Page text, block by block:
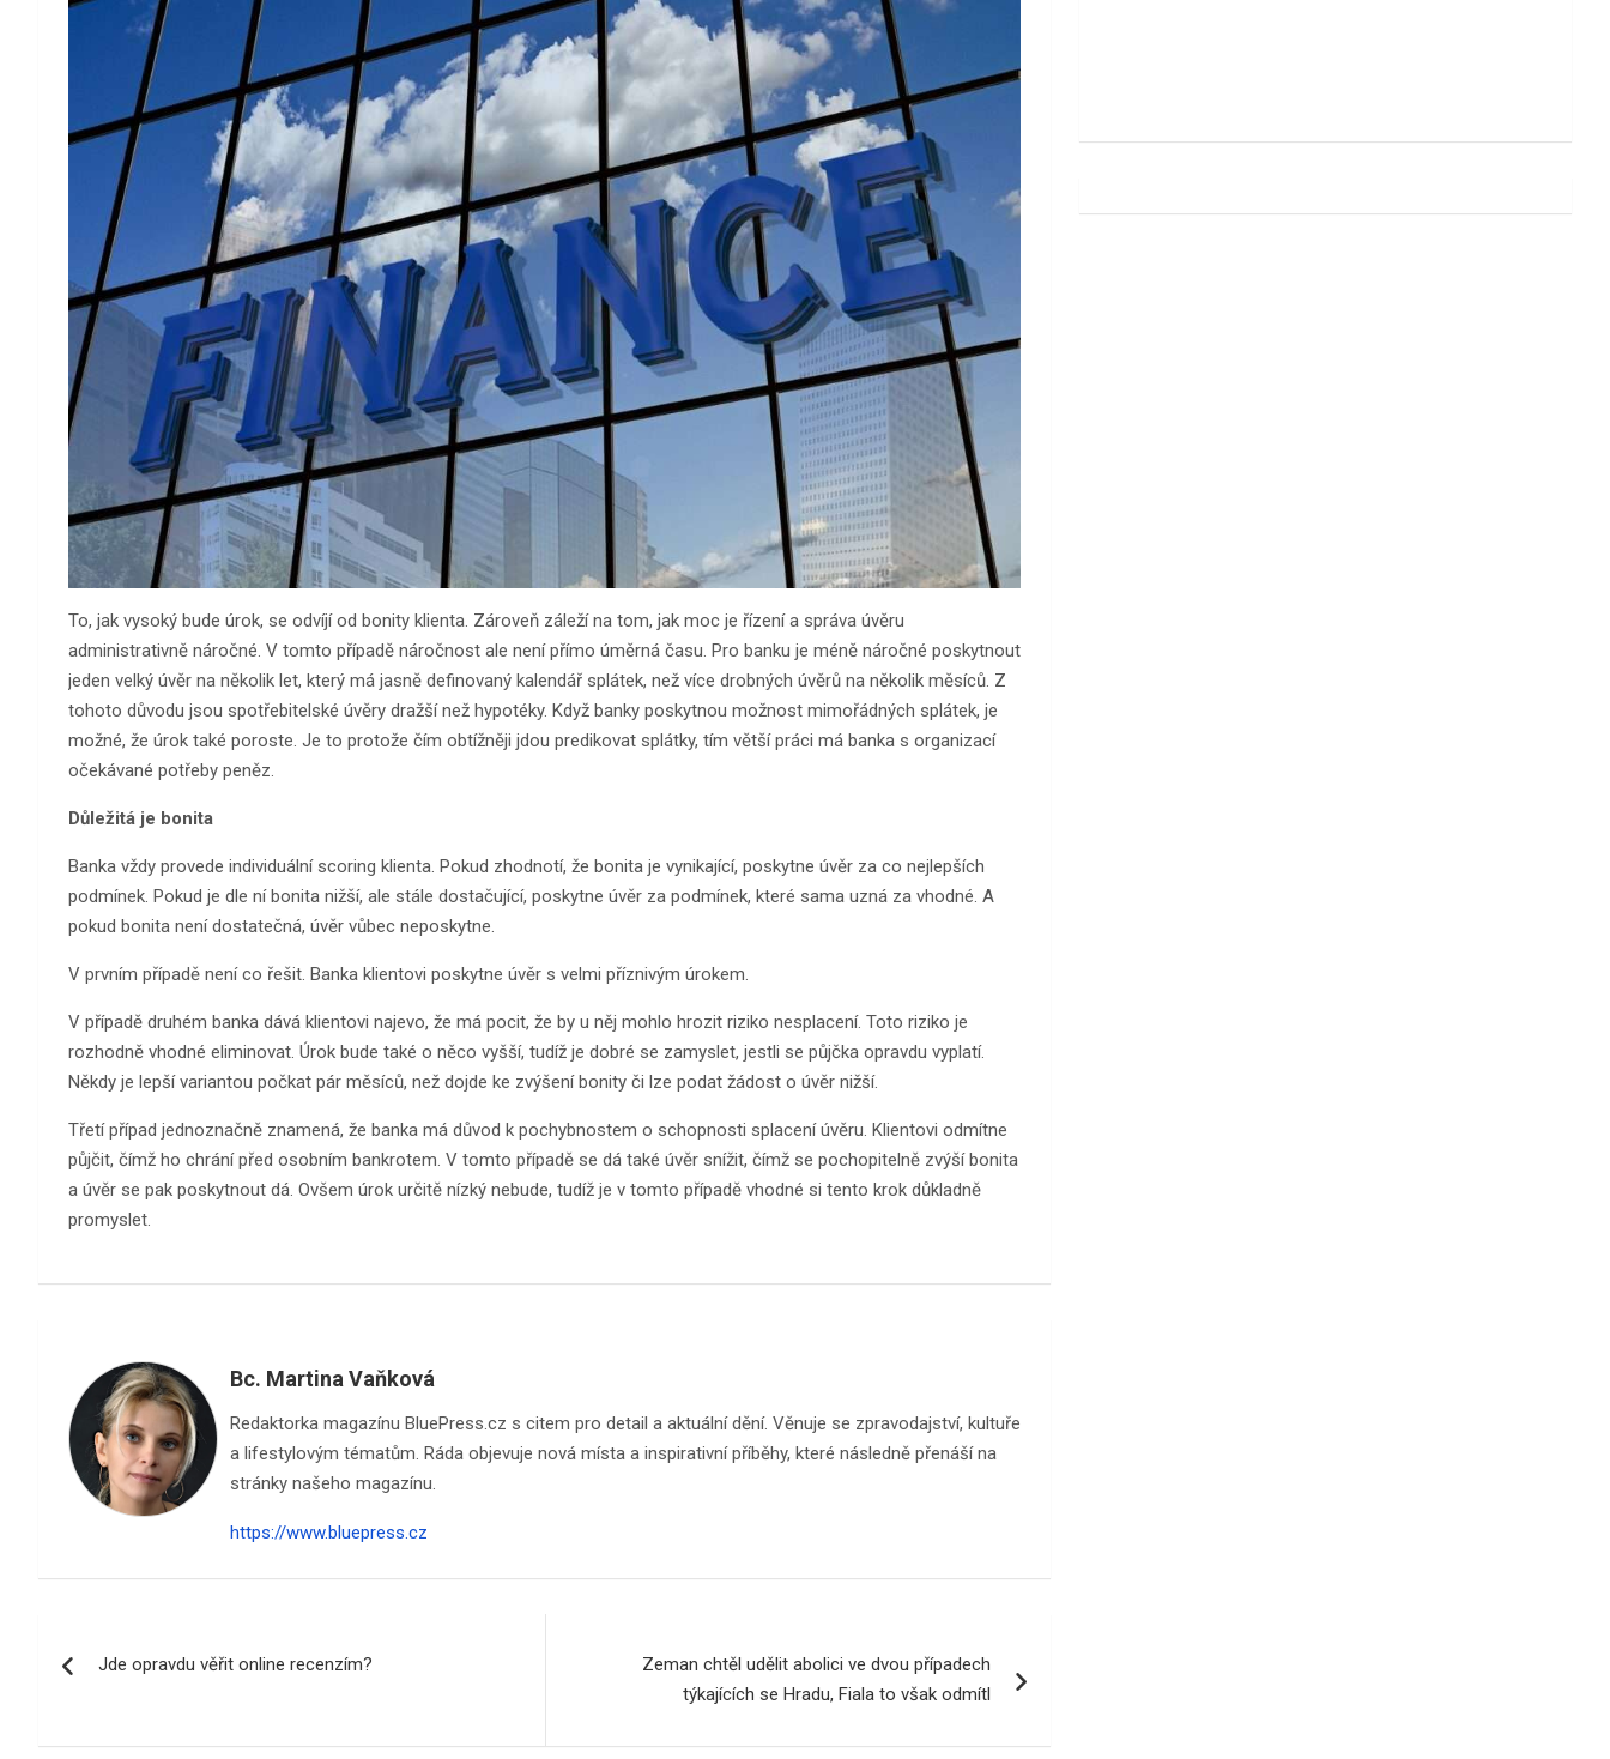
To, jak vysoký bude úrok, se odvíjí od bonity klienta. Zároveň záleží na tom, jak moc je řízení a správa úvěru
administrativně náročné. V tomto případě náročnost ale není přímo úměrná času. Pro banku je méně náročné poskytnout
jeden velký úvěr na několik let, který má jasně definovaný kalendář splátek, než více drobných úvěrů na několik měsíců. Z
tohoto důvodu jsou spotřebitelské úvěry dražší než hypotéky. Když banky poskytnou možnost mimořádných splátek, je
možné, že úrok také poroste. Je to protože čím obtížněji jdou predikovat splátky, tím větší práci má banka s organizací
očekávané potřeby peněz.
Důležitá je bonita
Banka vždy provede individuální scoring klienta. Pokud zhodnotí, že bonita je vynikající, poskytne úvěr za co nejlepších
podmínek. Pokud je dle ní bonita nižší, ale stále dostačující, poskytne úvěr za podmínek, které sama uzná za vhodné. A
pokud bonita není dostatečná, úvěr vůbec neposkytne.
V prvním případě není co řešit. Banka klientovi poskytne úvěr s velmi příznivým úrokem.
V případě druhém banka dává klientovi najevo, že má pocit, že by u něj mohlo hrozit riziko nesplacení. Toto riziko je
rozhodně vhodné eliminovat. Úrok bude také o něco vyšší, tudíž je dobré se zamyslet, jestli se půjčka opravdu vyplatí.
Někdy je lepší variantou počkat pár měsíců, než dojde ke zvýšení bonity či lze podat žádost o úvěr nižší.
Třetí případ jednoznačně znamená, že banka má důvod k pochybnostem o schopnosti splacení úvěru. Klientovi odmítne
půjčit, čímž ho chrání před osobním bankrotem. V tomto případě se dá také úvěr snížit, čímž se pochopitelně zvýší bonita
a úvěr se pak poskytnout dá. Ovšem úrok určitě nízký nebude, tudíž je v tomto případě vhodné si tento krok důkladně
promyslet.
Bc. Martina Vaňková
Redaktorka magazínu BluePress.cz s citem pro detail a aktuální dění. Věnuje se zpravodajství, kultuře
a lifestylovým tématům. Ráda objevuje nová místa a inspirativní příběhy, které následně přenáší na
stránky našeho magazínu.
https://www.bluepress.cz
pro
příspěvek
Jde opravdu věřit online recenzím?
Zeman chtěl udělit abolici ve dvou případech
týkajících se Hradu, Fiala to však odmítl